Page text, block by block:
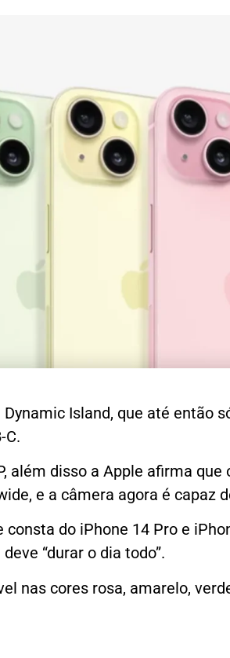
Island, que até então
C.
além disso a Apple afirma
e a câmera agora é
do iPhone 14 Pro e
“durar o dia todo”.
nas cores rosa, amarelo,